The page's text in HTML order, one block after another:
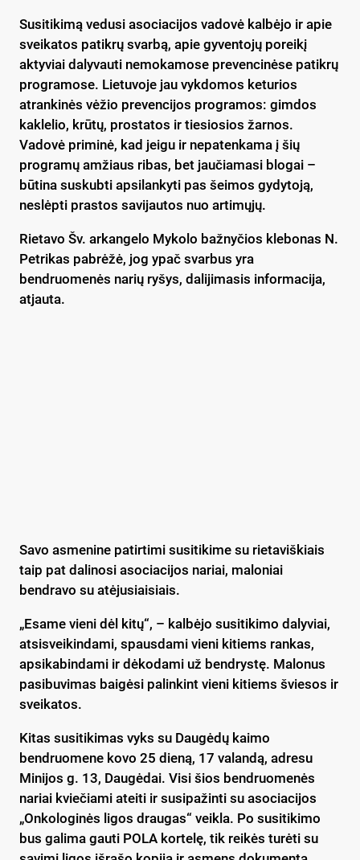
Susitikimą vedusi asociacijos vadovė kalbėjo ir apie
sveikatos patikrų svarbą, apie gyventojų poreikį
aktyviai dalyvauti nemokamose prevencinėse patikrų
programose. Lietuvoje jau vykdomos keturios
atrankinės vėžio prevencijos programos: gimdos
kaklelio, krūtų, prostatos ir tiesiosios žarnos.
Vadovė priminė, kad jeigu ir nepatenkama į šių
programų amžiaus ribas, bet jaučiamasi blogai –
būtina suskubti apsilankyti pas šeimos gydytoją,
neslėpti prastos savijautos nuo artimųjų.
Rietavo Šv. arkangelo Mykolo bažnyčios klebonas N.
Petrikas pabrėžė, jog ypač svarbus yra
bendruomenės narių ryšys, dalijimasis informacija,
atjauta.
Savo asmenine patirtimi susitikime su rietaviškiais
taip pat dalinosi asociacijos nariai, maloniai
bendravo su atėjusiaisiais.
„Esame vieni dėl kitų“, – kalbėjo susitikimo dalyviai,
atsisveikindami, spausdami vieni kitiems rankas,
apsikabindami ir dėkodami už bendrystę. Malonus
pasibuvimas baigėsi palinkint vieni kitiems šviesos ir
sveikatos.
Kitas susitikimas vyks su Daugėdų kaimo
bendruomene kovo 25 dieną, 17 valandą, adresu
Minijos g. 13, Daugėdai. Visi šios bendruomenės
nariai kviečiami ateiti ir susipažinti su asociacijos
„Onkologinės ligos draugas“ veikla. Po susitikimo
bus galima gauti POLA kortelę, tik reikės turėti su